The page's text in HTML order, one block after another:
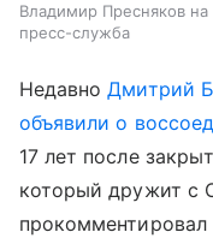
Владимир Пресняков
пресс-служба
НедавноДмитрий
объявили о
17 лет после
который дружит с
прокомментировал